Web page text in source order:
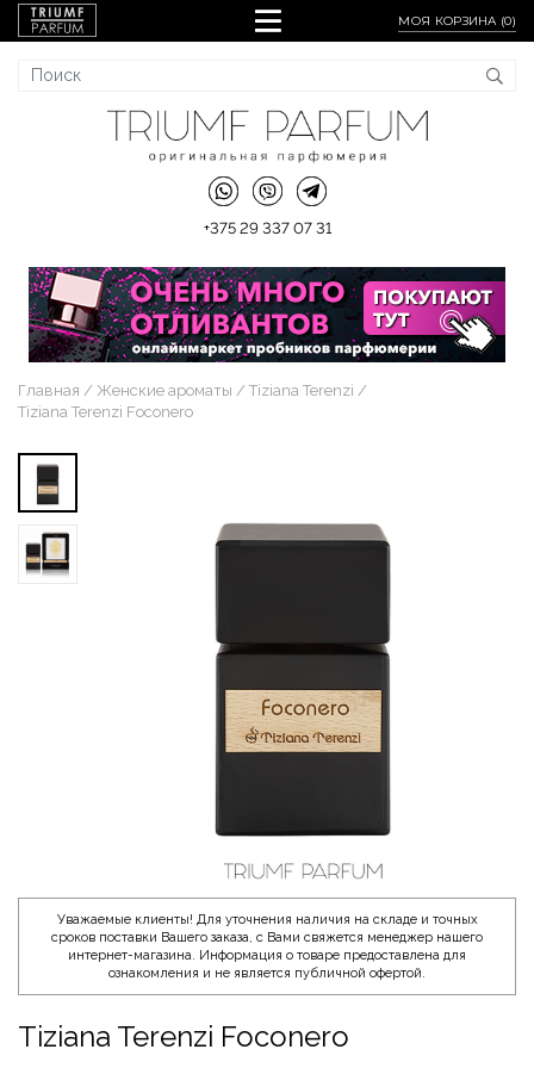
МОЯ КОРЗИНА (0)
+375 29 337 07 31
Главная Женские ароматы
Tiziana Terenzi
Tiziana Terenzi Foconero
Уважаемые клиенты! Для уточнения наличия на складе и точных
сроков поставки Вашего заказа, с Вами свяжется менеджер нашего
интернет-магазина. Информация о товаре предоставлена для
ознакомления и не является публичной офертой.
Tiziana Terenzi Foconero